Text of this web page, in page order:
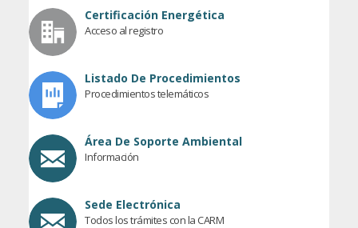
Certificación Energética
Acceso al registro
Listado De Procedimientos
Procedimientos telemáticos
Área De Soporte Ambiental
Información
Sede Electrónica
Todos los trámites con la CARM